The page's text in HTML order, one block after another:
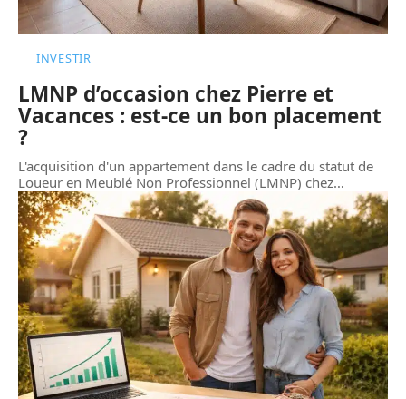
INVESTIR
LMNP d’occasion chez Pierre et
Vacances : est-ce un bon placement
?
L'acquisition d'un appartement dans le cadre du statut de
Loueur en Meublé Non Professionnel (LMNP) chez…